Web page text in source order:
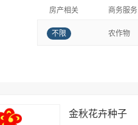
房产相关
商务服务
不限 农作物
金秋花卉种子